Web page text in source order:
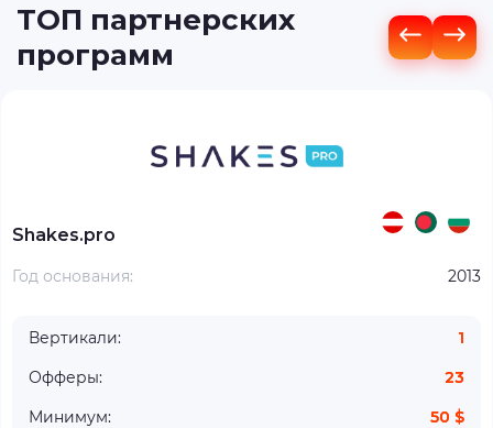
ТОП партнерских
программ
Shakes.pro
Год основания: 2013
Вертикали:
1
Офферы:
23
Минимум:
50 $